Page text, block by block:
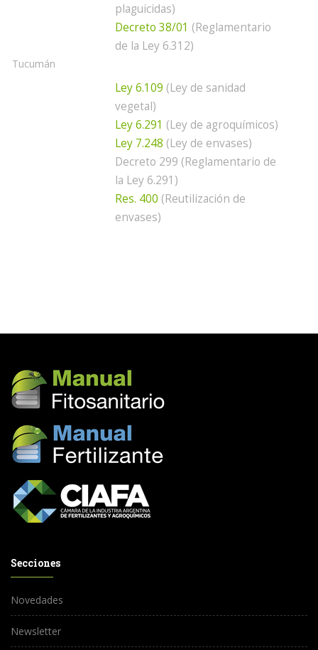
plaguicidas)
Decreto 38/01 (Reglamentario
de la Ley 6.312)
Tucumán
Ley 6.109 (Ley de sanidad
vegetal)
Ley 6.291 (Ley de agroquímicos)
Ley 7.248 (Ley de envases)
Decreto 299 (Reglamentario de
la Ley 6.291)
Res. 400 (Reutilización de
envases)
Secciones
Novedades
Newsletter